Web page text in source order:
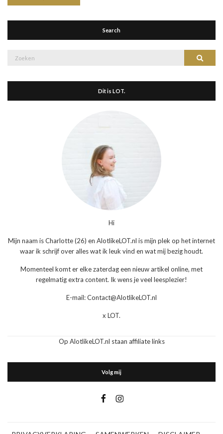
Search
Zoek
Dit is LOT.
Hi
Mijn naam is Charlotte (26) en AlotlikeLOT.nl is mijn plek op het internet
waar ik schrijf over alles wat ik leuk vind en wat mij bezig houdt.
Momenteel komt er elke zaterdag een nieuw artikel online, met
regelmatig extra content. Ik wens je veel leesplezier!
E-mail: Contact@AlotlikeLOT.nl
x LOT.
Op AlotlikeLOT.nl staan affiliate links
Volg mij